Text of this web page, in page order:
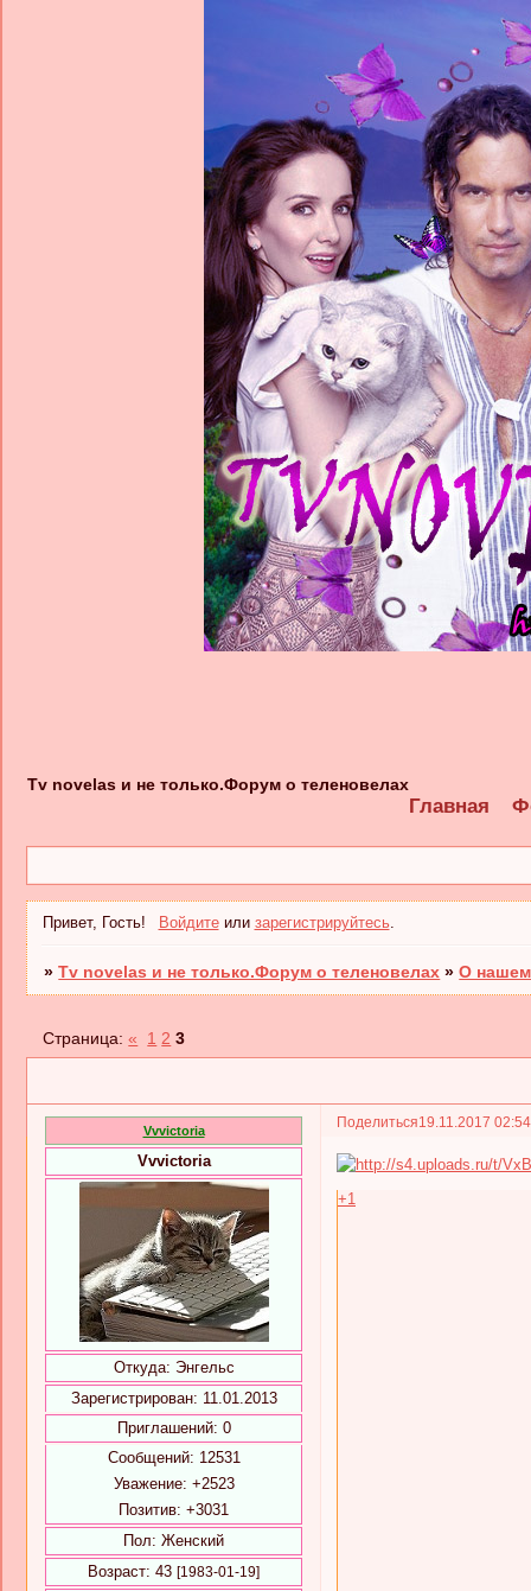
Tv novelas и не только.Форум о теленовелах
Главная
Привет, Гость! Войдитеили зарегистрируйтесь.
»Tv novelas и не только.Форум о теленовелах »О
Страница:« 1 2 3
Поделиться19.11.2017
Vvvictoria
Vvvictoria
Откуда: Энгельс
Зарегистрирован: 11.01.2013
Приглашений: 0
Сообщений: 12531
Уважение: +2523
Позитив: +3031
Пол: Женский
Возраст: 43 [1983-01-19]
+1